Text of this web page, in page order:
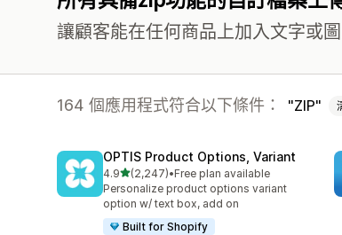
讓顧客能在任何商品上加入文字或
164 個應用程式符合以下條件： ZIP
OPTIS Product Options, Variant
4.9滿分 5 顆星
(2,247)
共有 2247 則評價
•Free plan available
Personalize product options variant
option w/ text box, add on
Built for Shopify